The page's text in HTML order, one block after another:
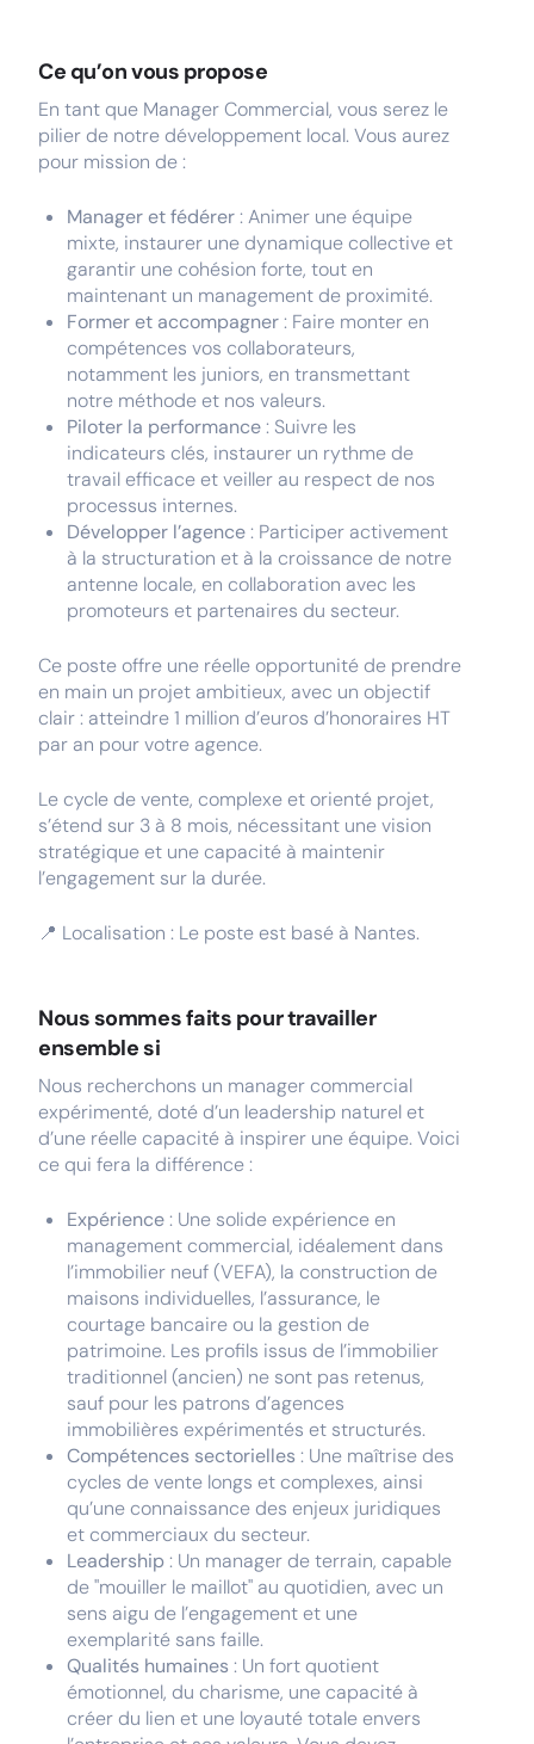
Ce qu’on vous propose
En tant que Manager Commercial, vous serez le
pilier de notre développement local. Vous aurez
pour mission de :
Manager et fédérer: Animer une équipe
mixte, instaurer une dynamique collective et
garantir une cohésion forte, tout en
maintenant un management de proximité.
Former et accompagner: Faire monter en
compétences vos collaborateurs,
notamment les juniors, en transmettant
notre méthode et nos valeurs.
Piloter la performance: Suivre les
indicateurs clés, instaurer un rythme de
travail efficace et veiller au respect de nos
processus internes.
Développer l’agence: Participer activement
à la structuration et à la croissance de notre
antenne locale, en collaboration avec les
promoteurs et partenaires du secteur.
Ce poste offre une réelle opportunité de prendre
en main un projet ambitieux, avec un objectif
clair : atteindre 1 million d’euros d’honoraires HT
par an pour votre agence.
Le cycle de vente, complexe et orienté projet,
s’étend sur 3 à 8 mois, nécessitant une vision
stratégique et une capacité à maintenir
l’engagement sur la durée.
📍 Localisation : Le poste est basé à Nantes.
Nous sommes faits pour travailler
ensemble si
Nous recherchons un manager commercial
expérimenté, doté d’un leadership naturel et
d’une réelle capacité à inspirer une équipe. Voici
ce qui fera la différence :
Expérience: Une solide expérience en
management commercial, idéalement dans
l’immobilier neuf (VEFA), la construction de
maisons individuelles, l’assurance, le
courtage bancaire ou la gestion de
patrimoine. Les profils issus de l’immobilier
traditionnel (ancien) ne sont pas retenus,
sauf pour les patrons d’agences
immobilières expérimentés et structurés.
Compétences sectorielles : Une maîtrise des
cycles de vente longs et complexes, ainsi
qu’une connaissance des enjeux juridiques
et commerciaux du secteur.
Leadership: Un manager de terrain, capable
de "mouiller le maillot" au quotidien, avec un
sens aigu de l’engagement et une
exemplarité sans faille.
Qualités humaines : Un fort quotient
émotionnel, du charisme, une capacité à
créer du lien et une loyauté totale envers